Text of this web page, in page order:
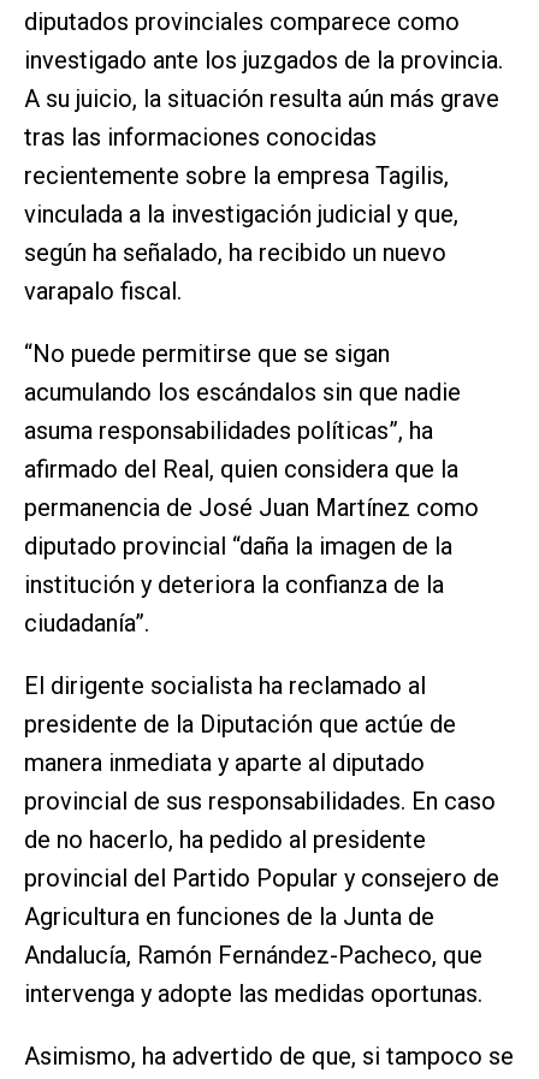
diputados provinciales comparece como
investigado ante los juzgados de la provincia.
A su juicio, la situación resulta aún más grave
tras las informaciones conocidas
recientemente sobre la empresa Tagilis,
vinculada a la investigación judicial y que,
según ha señalado, ha recibido un nuevo
varapalo fiscal.
“No puede permitirse que se sigan
acumulando los escándalos sin que nadie
asuma responsabilidades políticas”, ha
afirmado del Real, quien considera que la
permanencia de José Juan Martínez como
diputado provincial “daña la imagen de la
institución y deteriora la confianza de la
ciudadanía”.
El dirigente socialista ha reclamado al
presidente de la Diputación que actúe de
manera inmediata y aparte al diputado
provincial de sus responsabilidades. En caso
de no hacerlo, ha pedido al presidente
provincial del Partido Popular y consejero de
Agricultura en funciones de la Junta de
Andalucía, Ramón Fernández-Pacheco, que
intervenga y adopte las medidas oportunas.
Asimismo, ha advertido de que, si tampoco se